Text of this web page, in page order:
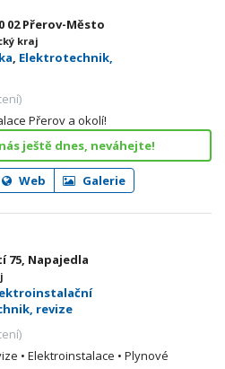
02 Přerov-Město
kraj
, Elektrotechnik,
Přerov a okolí!
ještě dnes, neváhejte!
Web Galerie
75, Napajedla
revize
• Elektroinstalace • Plynové